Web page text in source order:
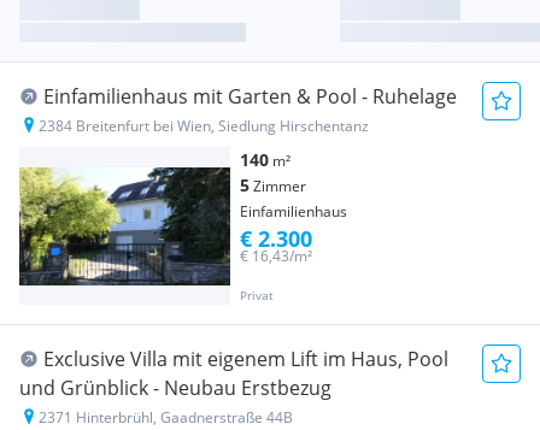
Einfamilienhaus mit Garten & Pool - Ruhelage
2384 Breitenfurt bei Wien, Siedlung Hirschentanz
140 m²
5Zimmer
Einfamilienhaus
Privat
€ 16,43/m²
€ 2.300
Exclusive Villa mit eigenem Lift im Haus, Pool
und Grünblick - Neubau Erstbezug
2371 Hinterbrühl, Gaadnerstraße 44B